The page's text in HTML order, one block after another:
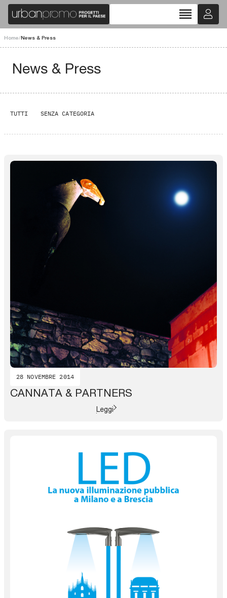
reorder
Home/News & Press
News & Press
TUTTI SENZA CATEGORIA
28 NOVEMBRE 2014
CANNATA & PARTNERS
Leggi